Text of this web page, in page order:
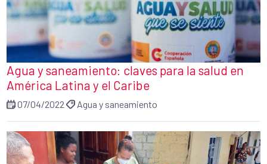
Agua y saneamiento: claves para la salud en
América Latina y el Caribe
07/04/2022 Agua y saneamiento